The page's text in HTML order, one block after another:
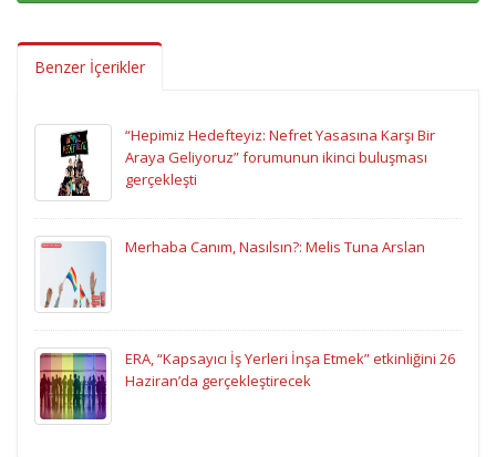
Benzer İçerikler
“Hepimiz Hedefteyiz: Nefret Yasasına Karşı Bir
Araya Geliyoruz” forumunun ikinci buluşması
gerçekleşti
Merhaba Canım, Nasılsın?: Melis Tuna Arslan
ERA, “Kapsayıcı İş Yerleri İnşa Etmek” etkinliğini 26
Haziran’da gerçekleştirecek